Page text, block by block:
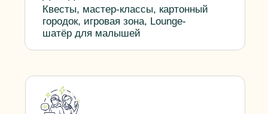
Для всей семьи
Семейный квест, Колесо Фортуны, гранд-
розыгрыш, вечерние шоу и совместные
Активности